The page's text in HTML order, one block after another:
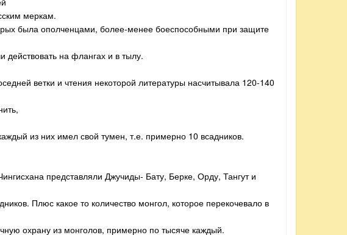
меркам.
была ополченцами, более-менее боеспособными при защите
на флангах и в тылу.
ветки и чтения некоторой литературы насчитывала 120-140
из них имел свой тумен, т.е. примерно 10 всадников.
представляли Джучиды- Бату, Берке, Орду, Тангут и
Плюс какое то количество монгол, которое перекочевало в
охрану из монголов, примерно по тысяче каждый.